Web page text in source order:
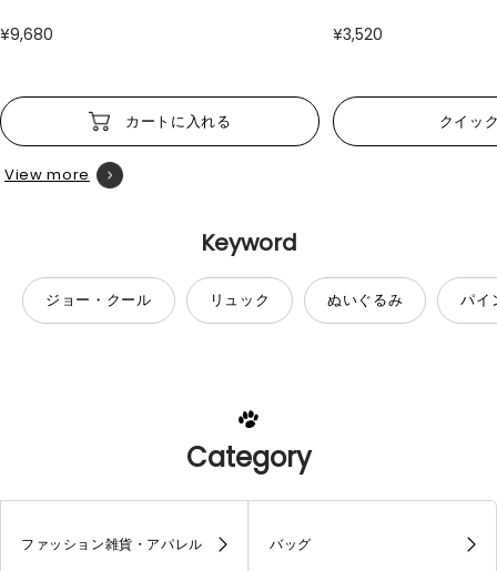
¥9,680
カートに入れる
¥3,520
クイッ
View more
Keyword
ジョー・クール リュック ぬいぐるみ パイ
Category
ファッション雑貨・アパレル バッグ